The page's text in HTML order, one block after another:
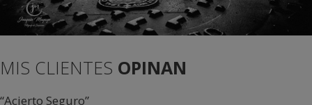
MIS CLIENTES OPINAN
“Acierto Seguro”